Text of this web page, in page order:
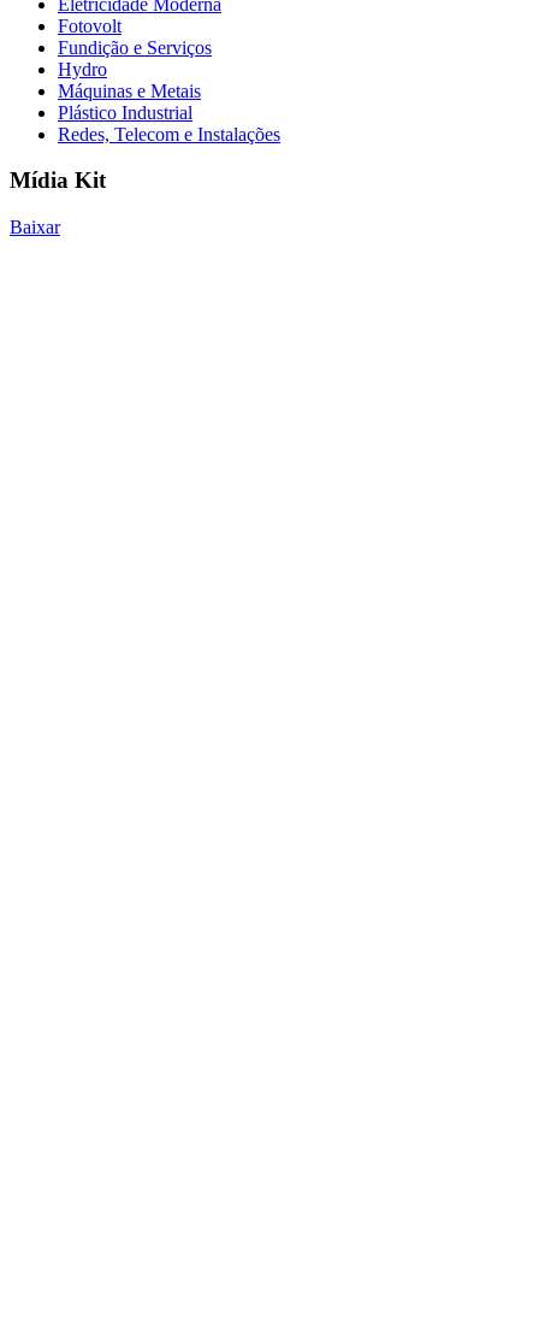
Fotovolt
Fundição e Serviços
Hydro
Máquinas e Metais
Plástico Industrial
Redes, Telecom e Instalações
Mídia Kit
Baixar